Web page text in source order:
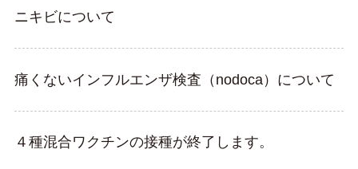
ニキビについて
痛くないインフルエンザ検査（nodoca）について
４種混合ワクチンの接種が終了します。